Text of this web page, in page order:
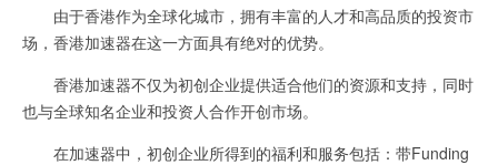
由于香港作为全球化城市，拥有丰富的人才和高品质的投资市
场，香港加速器在这一方面具有绝对的优势。
香港加速器不仅为初创企业提供适合他们的资源和支持，同时
也与全球知名企业和投资人合作开创市场。
在加速器中，初创企业所得到的福利和服务包括：带Funding